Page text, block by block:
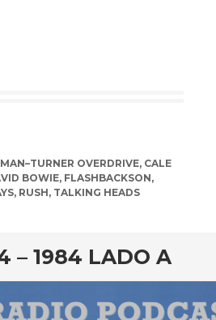
OVERDRIVE, CALE
BOWIE, FLASHBACKSON,
, RUSH, TALKING HEADS
– 1984 LADO A